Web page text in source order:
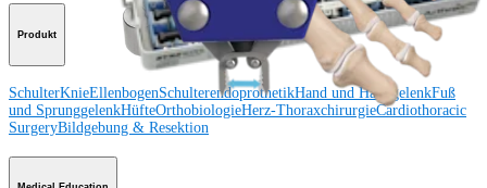
Produkt
SchulterKnieEllenbogenSchulterendoprothetikHand und HandgelenkFuß
und SprunggelenkHüfteOrthobiologieHerz-ThoraxchirurgieCardiothoracic
SurgeryBildgebung & Resektion